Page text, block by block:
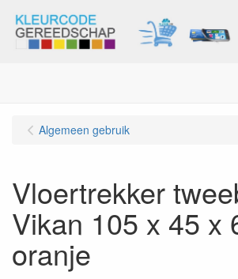
Algemeen gebruik
Vloertrekker
Vikan 105 x 45 x
oranje